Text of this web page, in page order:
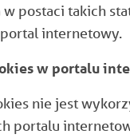
w postaci takich
internetowy.
w portalu
nie jest
portalu